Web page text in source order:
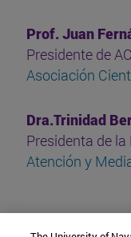
Prof. Juan
Presidente de
Asociación
Dra.Trinidad
Presidenta de
Atención y